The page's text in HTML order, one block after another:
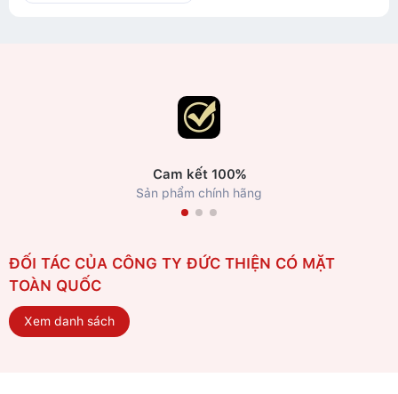
Cam kết 100%
Sản phẩm chính hãng
ĐỐI TÁC CỦA CÔNG TY ĐỨC THIỆN CÓ MẶT
TOÀN QUỐC
Xem danh sách